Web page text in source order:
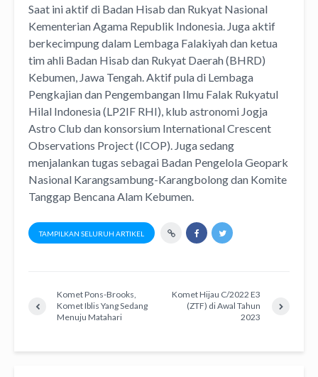
Saat ini aktif di Badan Hisab dan Rukyat Nasional
Kementerian Agama Republik Indonesia. Juga aktif
berkecimpung dalam Lembaga Falakiyah dan ketua
tim ahli Badan Hisab dan Rukyat Daerah (BHRD)
Kebumen, Jawa Tengah. Aktif pula di Lembaga
Pengkajian dan Pengembangan Ilmu Falak Rukyatul
Hilal Indonesia (LP2IF RHI), klub astronomi Jogja
Astro Club dan konsorsium International Crescent
Observations Project (ICOP). Juga sedang
menjalankan tugas sebagai Badan Pengelola Geopark
Nasional Karangsambung-Karangbolong dan Komite
Tanggap Bencana Alam Kebumen.
TAMPILKAN SELURUH ARTIKEL
Komet Pons-Brooks,
Komet Iblis Yang Sedang
Menuju Matahari
Komet Hijau C/2022 E3
(ZTF) di Awal Tahun
2023